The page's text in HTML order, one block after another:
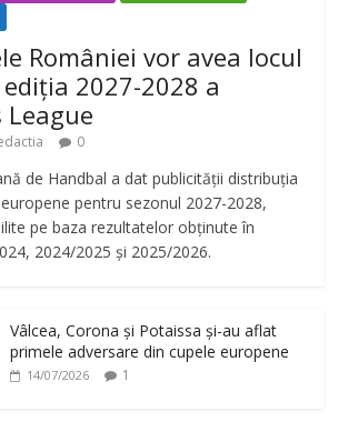
României vor avea locul
2027-2028 a
0
de Handbal a dat publicității distribuția
pentru sezonul 2027-2028,
pe baza rezultatelor obținute în
2024/2025 și 2025/2026.
Vâlcea, Corona și Potaissa și-au aflat
primele adversare din cupele europene
14/07/2026 1